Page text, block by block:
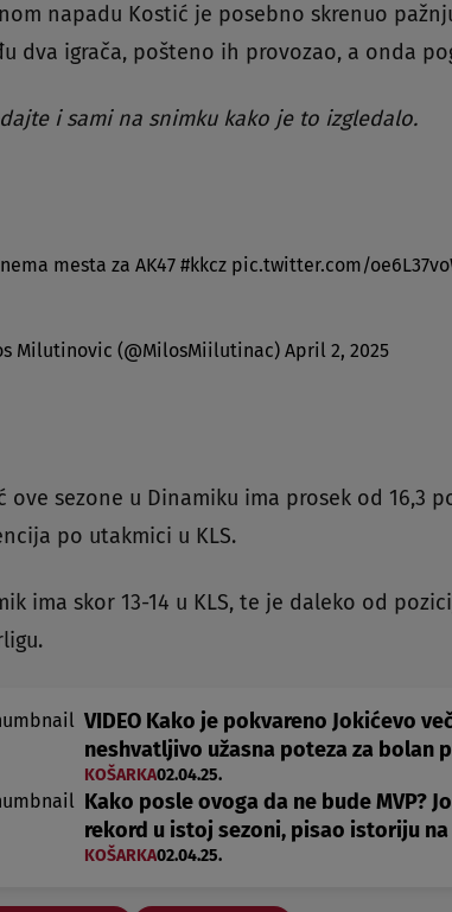
napadu Kostić je posebno skrenuo
dva igrača, pošteno ih provozao, a onda
i sami na snimku kako je to izgledalo.
mesta za AK47 #kkcz pic.twitter.com/
Milutinovic (@MilosMiilutinac) April 2, 2025
ove sezone u Dinamiku ima prosek od 16,3
po utakmici u KLS.
ima skor 13-14 u KLS, te je daleko od
VIDEO Kako je pokvareno Jokićevo
neshvatljivo užasna poteza za bolan
KOŠARKA02.04.25.
Kako posle ovoga da ne bude MVP?
rekord u istoj sezoni, pisao istoriju
KOŠARKA02.04.25.